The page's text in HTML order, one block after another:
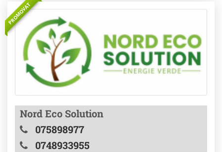
PROMOVAT
Nord Eco Solution
075898977
0748933955